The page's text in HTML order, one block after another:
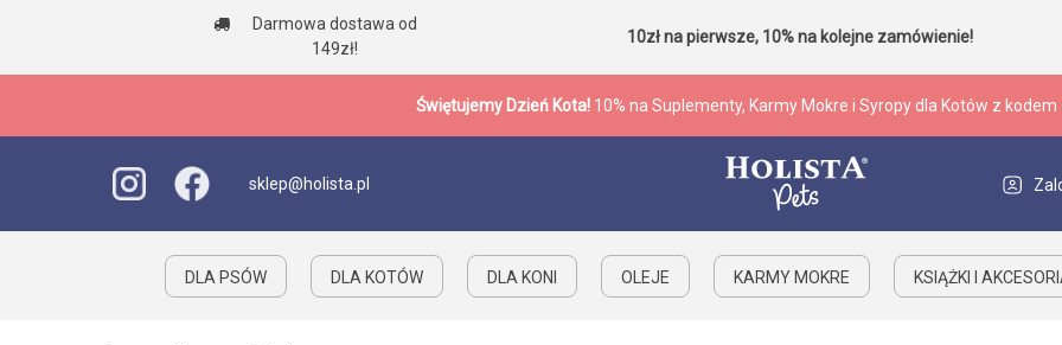
Darmowa dostawa od
149zł!
10zł na pierwsze, 10% na kolejne zamówienie!
Świętujemy Dzień Kota! 10% na Suplementy, Karmy Mokre i Syropy dla Kotów z kodem
sklep@holista.pl
DLA PSÓW DLA KOTÓW DLA KONI OLEJE KARMY MOKRE KSIĄŻKI I